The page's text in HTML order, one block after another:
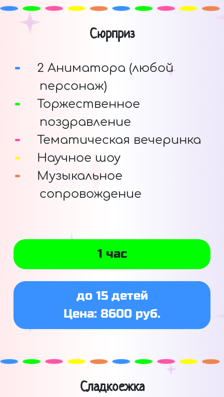
Сюрприз
2 Аниматора (любой
персонаж)
Торжественное
поздравление
Тематическая вечеринка
Научное шоу
Музыкальное
сопровождение
1 час
до 15 детей
Цена: 8600 руб.
Сладкоежка